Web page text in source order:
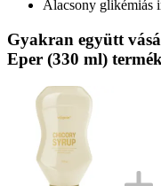
Alacsony glikémiás
Gyakran együtt
Eper (330 ml)